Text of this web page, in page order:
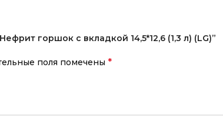
горшок с вкладкой 14,5*12,6 (1,3 л) (LG)”
поля помечены *